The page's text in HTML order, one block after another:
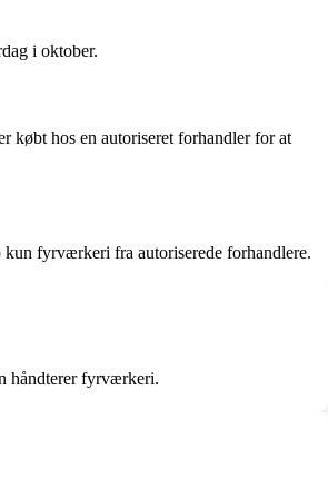
i oktober.
hos en autoriseret forhandler for at
fyrværkeri fra autoriserede forhandlere.
håndterer fyrværkeri.